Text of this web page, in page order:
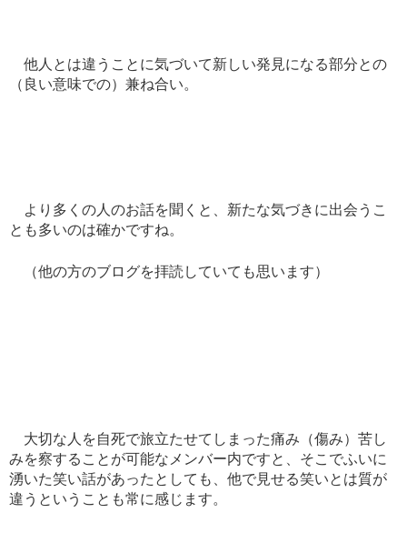
他人とは違うことに気づいて新しい発見になる部分との
（良い意味での）兼ね合い。
より多くの人のお話を聞くと、新たな気づきに出会うこ
とも多いのは確かですね。
（他の方のブログを拝読していても思います）
大切な人を自死で旅立たせてしまった痛み（傷み）苦し
みを察することが可能なメンバー内ですと、そこでふいに
湧いた笑い話があったとしても、他で見せる笑いとは質が
違うということも常に感じます。